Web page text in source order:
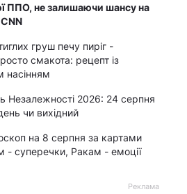
ППО, не залишаючи шансу на
груш печу пиріг -
смакота: рецепт із
насінням
Незалежності 2026: 24 серпня
чи вихідний
на 8 серпня за картами
- суперечки, Ракам - емоції
Реклама